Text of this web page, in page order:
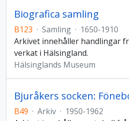
Biografica samling
B123 · Samling · 1650-1910
Arkivet innehåller handlingar
verkat i Hälsingland.
Hälsinglands Museum
B49 · Arkiv · 1950-1962